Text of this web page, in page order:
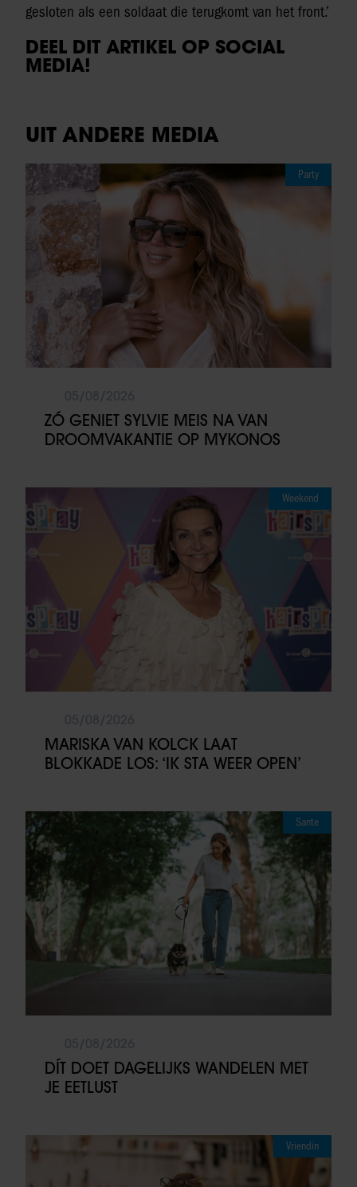
gesloten als een soldaat die terugkomt van het front.’
DEEL DIT ARTIKEL OP SOCIAL
MEDIA!
UIT ANDERE MEDIA
Party
ZÓ GENIET SYLVIE MEIS NA VAN
DROOMVAKANTIE OP MYKONOS
Weekend
MARISKA VAN KOLCK LAAT
BLOKKADE LOS: ‘IK STA WEER OPEN’
Sante
DÍT DOET DAGELIJKS WANDELEN MET
JE EETLUST
Vriendin